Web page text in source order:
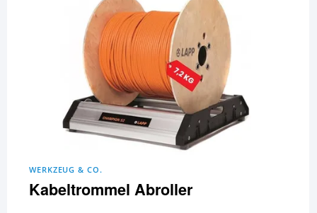
WERKZEUG & CO.
Kabeltrommel Abroller